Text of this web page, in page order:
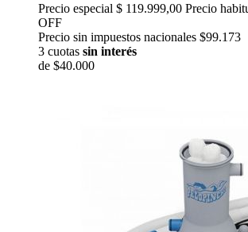
Precio especial $ 119.999,00 Precio
OFF
Precio sin impuestos nacionales $99.173
3 cuotas sin interés
de $40.000